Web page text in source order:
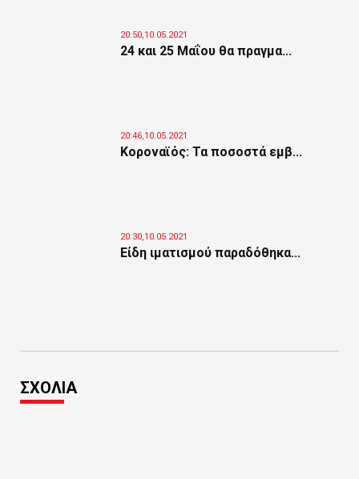
20:50,10.05.2021
24 και 25 Μαΐου θα πραγμα...
20:46,10.05.2021
Κοροναϊός: Τα ποσοστά εμβ...
20:30,10.05.2021
Είδη ιματισμού παραδόθηκα...
ΣΧΟΛΙΑ